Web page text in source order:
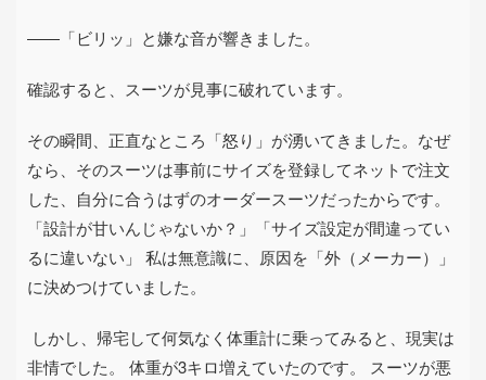
―― 「ビリッ」と嫌な音が響きました。
確認すると、スーツが見事に破れています。
その瞬間、正直なところ「怒り」が湧いてきました。なぜ
なら、そのスーツは事前にサイズを登録してネットで注文
した、自分に合うはずのオーダースーツだったからです。
「設計が甘いんじゃないか？」「サイズ設定が間違ってい
るに違いない」 私は無意識に、原因を「外（メーカー）」
に決めつけていました。
しかし、帰宅して何気なく体重計に乗ってみると、現実は
非情でした。 体重が3キロ増えていたのです。 スーツが悪